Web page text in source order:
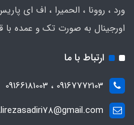
ورد ، روونا ، الحمیرا ، اف ای
اورجینال به صورت تک و عمده
ارتباط با ما
09167772103 ، 09166181003